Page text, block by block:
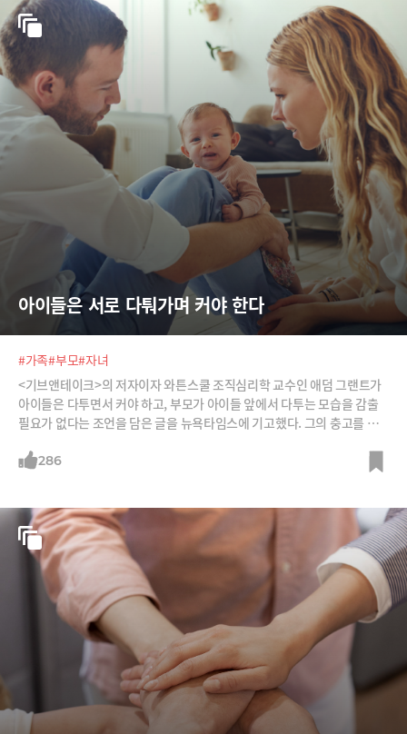
아이들은 서로 다퉈가며 커야 한다
#가족#부모#자녀
<기브앤테이크>의 저자이자 와튼스쿨 조직심리학 교수인 애덤 그랜트가
아이들은 다투면서 커야 하고, 부모가 아이들 앞에서 다투는 모습을 감출
필요가 없다는 조언을 담은 글을 뉴욕타임스에 기고했다. 그의 충고를 들
286